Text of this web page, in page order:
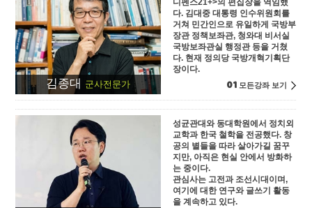
김종대 군사전문가
디펜스21+>의 편집장을 역임했
다. 김대중 대통령 인수위원회를
거쳐 민간인으로 유일하게 국방부
장관 정책보좌관, 청와대 비서실
국방보좌관실 행정관 등을 거쳤
다. 현재 정의당 국방개혁기획단
장이다.
01 모든강좌 보기
성균관대와 동대학원에서 정치외
교학과 한국 철학을 전공했다. 창
공의 별들을 따라 살아가길 꿈꾸
지만, 아직은 현실 안에서 방화하
는 중이다.
관심사는 고전과 조선시대이며,
여기에 대한 연구와 글쓰기 활동
을 계속하고 있다.